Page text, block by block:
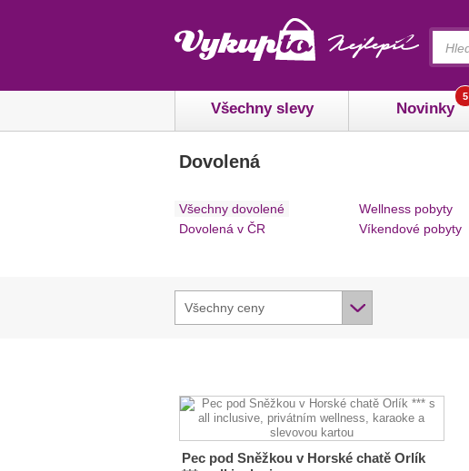
Všechny slevy Novinky
5
Dovolená
Všechny dovolené
Dovolená v ČR
Wellness pobyty
Víkendové pobyty
Všechny ceny
Pec pod Sněžkou v Horské chatě Orlík